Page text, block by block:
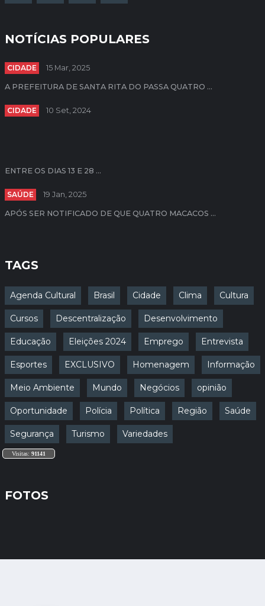
NOTÍCIAS POPULARES
CIDADE 15 Mar, 2025
A PREFEITURA DE SANTA RITA DO PASSA QUATRO ...
CIDADE 10 Set, 2024
ENTRE OS DIAS 13 E 28 ...
SAÚDE 19 Jan, 2025
APÓS SER NOTIFICADO DE QUE QUATRO MACACOS ...
TAGS
Agenda Cultural Brasil Cidade Clima Cultura
Cursos Descentralização Desenvolvimento
Educação Eleições 2024 Emprego Entrevista
Esportes EXCLUSIVO Homenagem Informação
Meio Ambiente Mundo Negócios opinião
Oportunidade Polícia Política Região Saúde
Segurança Turismo Variedades
Visitas: 91141
FOTOS